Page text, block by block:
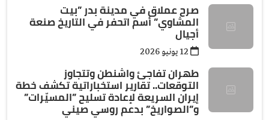
صرح عملاق في مدينة بدر ”بيت
المشاوي” أسم اتحفر في التاريخ صنعة
أجيال
طهران تفاجئ واشنطن وتتجاوز
التوقعات.. تقارير استخباراتية تكشف خطة
إيران السريعة لإعادة تسليح ”المسيّرات”
و”الصواريخ” بدعم روسي صيني